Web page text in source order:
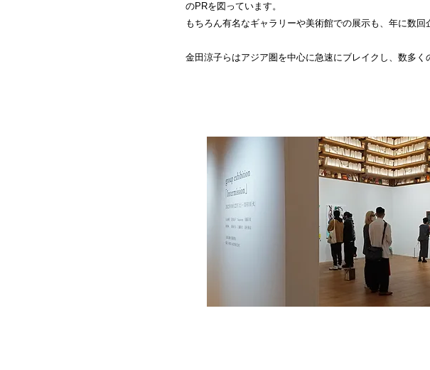
のPRを図っています。
もちろん有名なギャラリーや美術館での展示も、年に数回
金田涼子らはアジア圏を中心に急速にブレイクし、数多